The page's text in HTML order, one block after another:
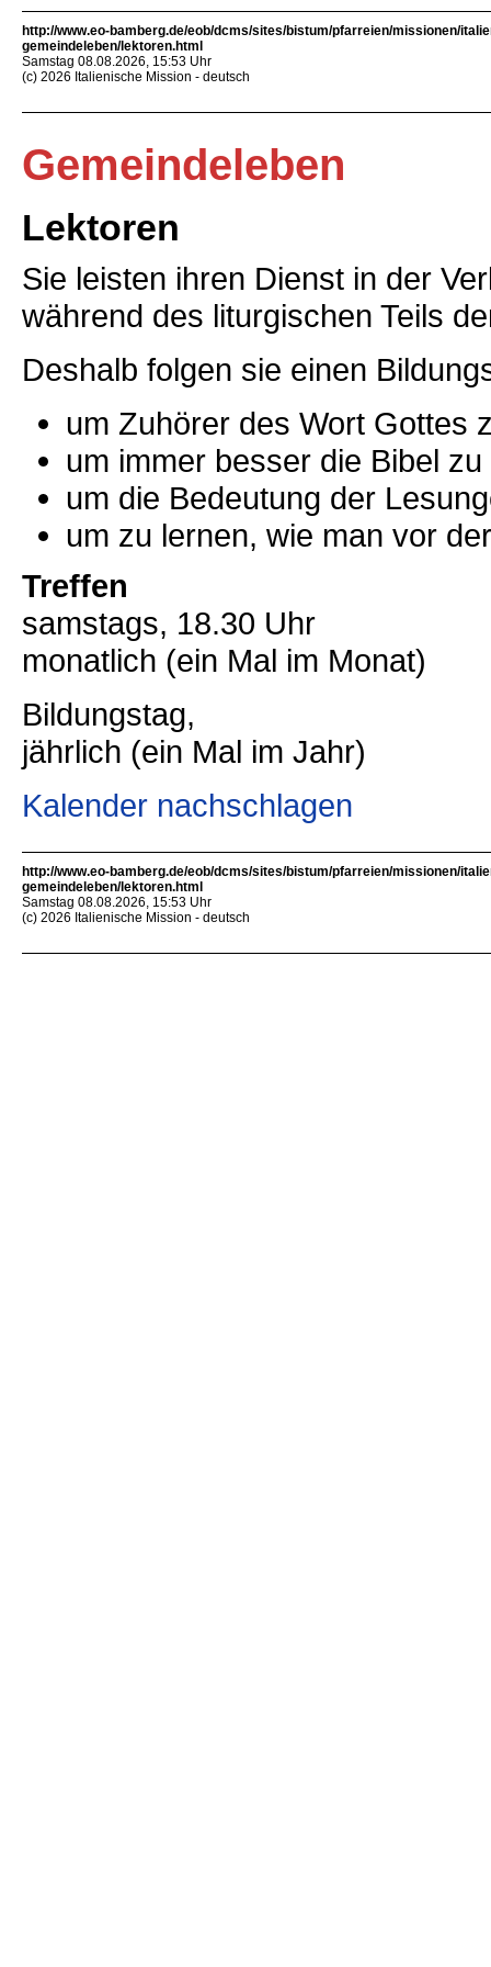
http://www.eo-bamberg.de/eob/dcms/sites/bistum/pfarreien/missionen/
gemeindeleben/lektoren.html
Samstag 08.08.2026, 15:53 Uhr
(c) 2026 Italienische Mission - deutsch
Gemeindeleben
Lektoren
Sie leisten ihren Dienst in der
während des liturgischen Teils
Deshalb folgen sie einen
um Zuhörer des Wort Gottes
um immer besser die Bibel
um die Bedeutung der
um zu lernen, wie man vor
Treffen
samstags, 18.30 Uhr
monatlich (ein Mal im Monat)
Bildungstag,
jährlich (ein Mal im Jahr)
Kalender nachschlagen
http://www.eo-bamberg.de/eob/dcms/sites/bistum/pfarreien/missionen/
gemeindeleben/lektoren.html
Samstag 08.08.2026, 15:53 Uhr
(c) 2026 Italienische Mission - deutsch